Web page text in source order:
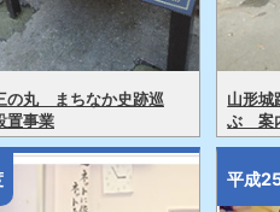
の丸 まちなか史跡巡
置事業
山形
ぶ 案
平成